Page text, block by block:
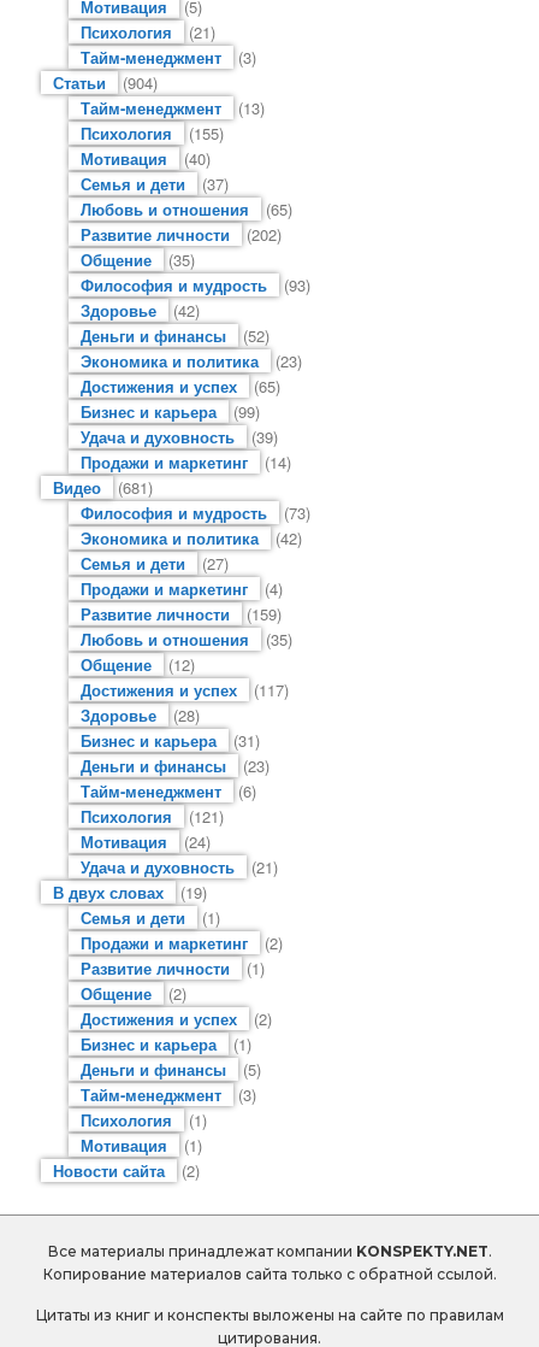
Мотивация
(5)
Психология
(21)
Тайм-менеджмент
(3)
Статьи
(904)
Тайм-менеджмент
(13)
Психология
(155)
Мотивация
(40)
Семья и дети
(37)
Любовь и отношения
(65)
Развитие личности
(202)
Общение
(35)
Философия и мудрость
(93)
Здоровье
(42)
Деньги и финансы
(52)
Экономика и политика
(23)
Достижения и успех
(65)
Бизнес и карьера
(99)
Удача и духовность
(39)
Продажи и маркетинг
(14)
Видео
(681)
Философия и мудрость
(73)
Экономика и политика
(42)
Семья и дети
(27)
Продажи и маркетинг
(4)
Развитие личности
(159)
Любовь и отношения
(35)
Общение
(12)
Достижения и успех
(117)
Здоровье
(28)
Бизнес и карьера
(31)
Деньги и финансы
(23)
Тайм-менеджмент
(6)
Психология
(121)
Мотивация
(24)
Удача и духовность
(21)
В двух словах
(19)
Семья и дети
(1)
Продажи и маркетинг
(2)
Развитие личности
(1)
Общение
(2)
Достижения и успех
(2)
Бизнес и карьера
(1)
Деньги и финансы
(5)
Тайм-менеджмент
(3)
Психология
(1)
Мотивация
(1)
Новости сайта
(2)
Все материалы принадлежат компании KONSPEKTY.NET.
Копирование материалов сайта только с обратной ссылой.
Цитаты из книг и конспекты выложены на сайте по правилам
цитирования.